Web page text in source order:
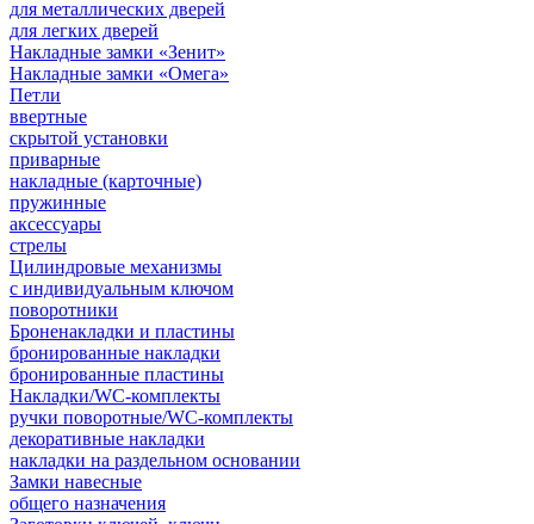
для металлических дверей
для легких дверей
Накладные замки «Зенит»
Накладные замки «Омега»
Петли
ввертные
скрытой установки
приварные
накладные (карточные)
пружинные
аксессуары
стрелы
Цилиндровые механизмы
с индивидуальным ключом
поворотники
Броненакладки и пластины
бронированные накладки
бронированные пластины
Накладки/WC-комплекты
ручки поворотные/WC-комплекты
декоративные накладки
накладки на раздельном основании
Замки навесные
общего назначения